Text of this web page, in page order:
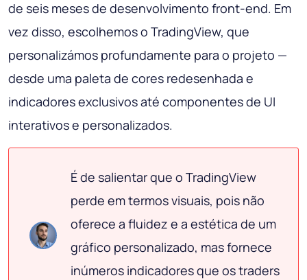
de seis meses de desenvolvimento front-end. Em
vez disso, escolhemos o TradingView, que
personalizámos profundamente para o projeto —
desde uma paleta de cores redesenhada e
indicadores exclusivos até componentes de UI
interativos e personalizados.
É de salientar que o TradingView
perde em termos visuais, pois não
oferece a fluidez e a estética de um
gráfico personalizado, mas fornece
inúmeros indicadores que os traders